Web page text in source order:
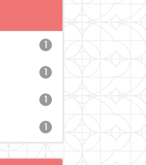
1
1
1
1